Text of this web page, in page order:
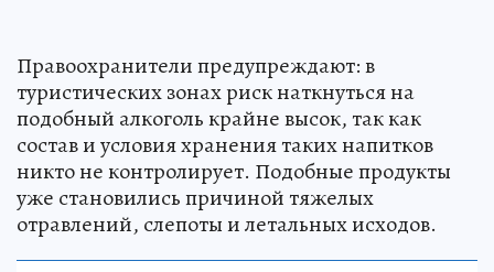
Правоохранители предупреждают: в
туристических зонах риск наткнуться на
подобный алкоголь крайне высок, так как
состав и условия хранения таких напитков
никто не контролирует. Подобные продукты
уже становились причиной тяжелых
отравлений, слепоты и летальных исходов.